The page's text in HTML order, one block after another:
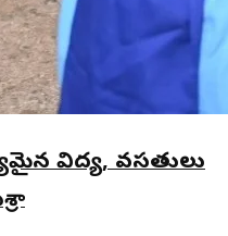
విద్య, వసతులు